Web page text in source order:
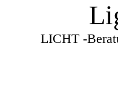
LICHT -